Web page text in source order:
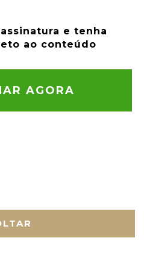
e tenha
ao conteúdo
AGORA